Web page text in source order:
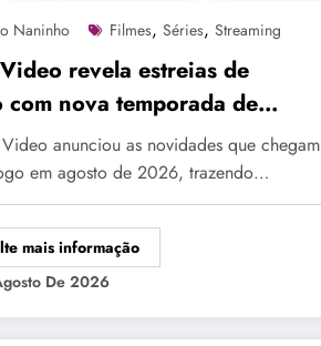
Naninho Filmes, Séries, Streaming
revela estreias de
com nova temporada de
séries inéditas e grandes
anunciou as novidades que chegam
em agosto de 2026, trazendo…
mais informação
De 2026